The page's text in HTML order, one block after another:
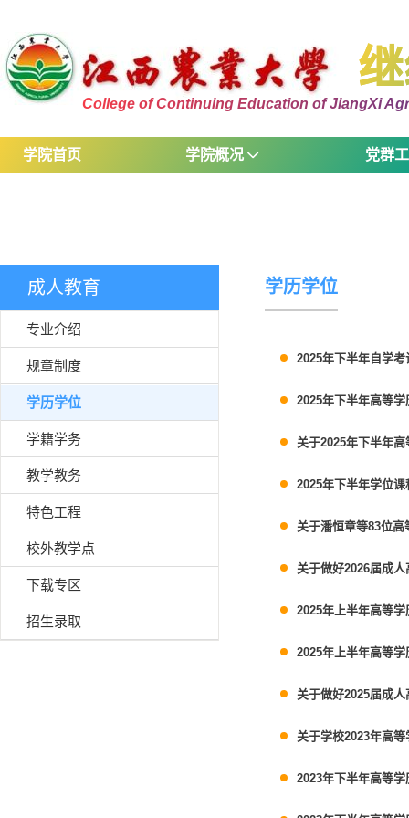
College of Continuing Education of JiangXi
学院首页 学院概况 党群
成人教育
专业介绍
规章制度
学历学位
学籍学务
教学教务
特色工程
校外教学点
下载专区
招生录取
学历学位
2025年下半年自学
2025年下半年高等
关于2025年下半年
2025年下半年学位课
关于潘恒章等83位
关于做好2026届成
2025年上半年高等
2025年上半年高等
关于做好2025届成
关于学校2023年高
2023年下半年高等